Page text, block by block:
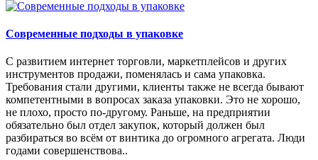
Современные подходы в упаковке
С развитием интернет торговли, маркетплейсов и других
инструментов продажи, поменялась и сама упаковка.
Требования стали другими, клиенты также не всегда бывают
компетентными в вопросах заказа упаковки. Это не хорошо,
не плохо, просто по-другому. Раньше, на предприятии
обязательно был отдел закупок, который должен был
разбираться во всём от винтика до огромного агрегата. Люди
годами совершенствова..